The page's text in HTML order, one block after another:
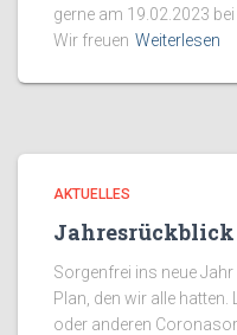
gerne am 19.02.2023
Wir freuen Weiterlesen
AKTUELLES
Jahresrückblick
Sorgenfrei ins neue
Plan, den wir alle
oder anderen